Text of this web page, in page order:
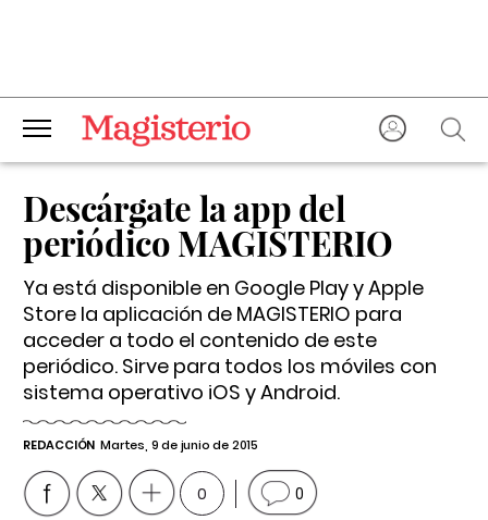
Descárgate la app del
periódico MAGISTERIO
Ya está disponible en Google Play y Apple
Store la aplicación de MAGISTERIO para
acceder a todo el contenido de este
periódico. Sirve para todos los móviles con
sistema operativo iOS y Android.
REDACCIÓN Martes, 9 de junio de 2015
0 0